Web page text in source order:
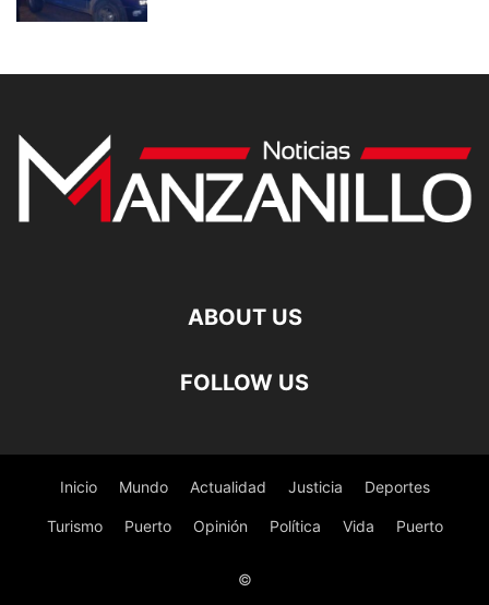
ABOUT US
FOLLOW US
Inicio Mundo Actualidad Justicia Deportes
Turismo Puerto Opinión Política Vida Puerto
©